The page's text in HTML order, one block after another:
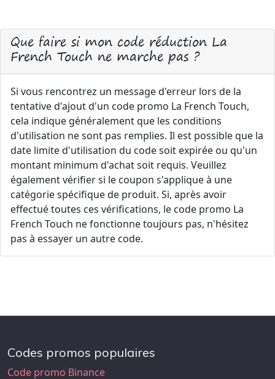
Que faire si mon code réduction La
French Touch ne marche pas ?
Si vous rencontrez un message d'erreur lors de la
tentative d'ajout d'un code promo La French Touch,
cela indique généralement que les conditions
d'utilisation ne sont pas remplies. Il est possible que la
date limite d'utilisation du code soit expirée ou qu'un
montant minimum d'achat soit requis. Veuillez
également vérifier si le coupon s'applique à une
catégorie spécifique de produit. Si, après avoir
effectué toutes ces vérifications, le code promo La
French Touch ne fonctionne toujours pas, n'hésitez
pas à essayer un autre code.
Codes promos populaires
Code promo Binance